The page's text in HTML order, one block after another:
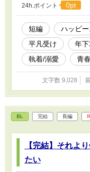
24h.ポイント 0pt
短編 ハッピ
平凡受け
年
執着/溺愛
青春
文字数 9,028
BL 完結 長編
【完結】それよ
たい